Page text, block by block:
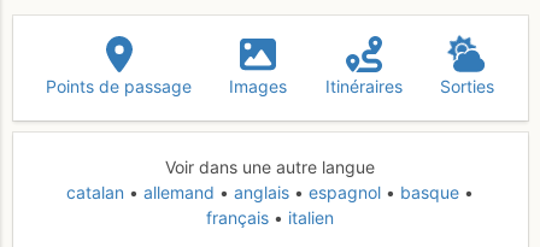
Points de passage Images Itinéraires Sorties
Voir dans une autre langue
catalan
allemand anglais espagnol
basque
français
italien